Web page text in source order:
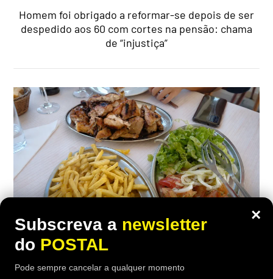
Homem foi obrigado a reformar-se depois de ser
despedido aos 60 com cortes na pensão: chama
de “injustiça”
ALGARVE,GASTRONOMIA
×
Subscreva a newsletter
do POSTAL
Pode sempre cancelar a qualquer momento